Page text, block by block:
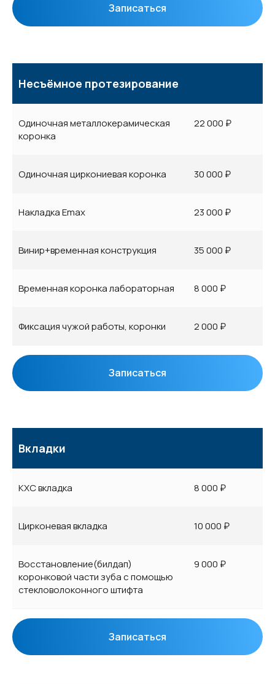
Записаться
Несъёмное протезирование
Одиночная металлокерамическая
коронка
22 000 ₽
Одиночная циркониевая коронка 30 000 ₽
Накладка Emax 23 000 ₽
Винир+временная конструкция 35 000 ₽
Временная коронка лабораторная 8 000 ₽
Фиксация чужой работы, коронки 2 000 ₽
Записаться
Вкладки
КХС вкладка 8 000 ₽
Цирконевая вкладка 10 000 ₽
Восстановление(билдап)
коронковой части зуба с помощью
стекловолоконного штифта
9 000 ₽
Записаться